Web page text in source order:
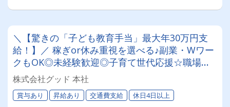
＼【驚きの「子ども教育手当」最大年30万円支
給！】／ 稼ぎor休み重視を選べる♪副業・Wワー
クもOK◎未経験歓迎◎子育て世代応援☆職場見
学ありで安心◎食品・青果の配送ドライバー募集
★
株式会社グッド 本社
賞与あり 昇給あり 交通費支給 休日4日以上